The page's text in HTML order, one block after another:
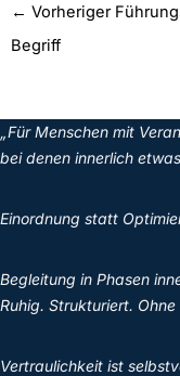
← Vorheriger
Begriff
„Für Menschen mit
bei denen innerlich
Einordnung statt
Begleitung in Phasen
Ruhig. Strukturiert. Ohne
Vertraulichkeit ist